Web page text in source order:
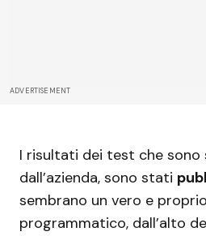
ADVERTISEMENT
I risultati dei test che
dall’azienda, sono stati
sembrano un vero e
programmatico, dall’alto